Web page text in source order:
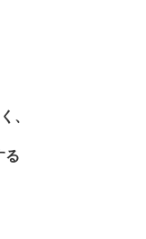
、
る